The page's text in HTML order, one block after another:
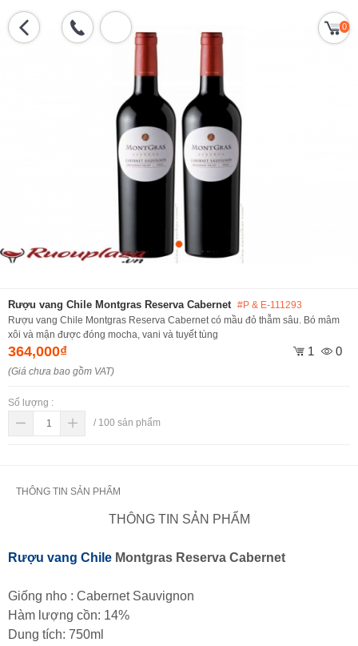
0
Rượu vang Chile Montgras Reserva Cabernet #P & E-111293
Rượu vang Chile Montgras Reserva Cabernet có mầu đỏ thẫm sâu. Bó mâm
xôi và mận được đóng mocha, vani và tuyết tùng
364,000₫ 1 0
(Giá chưa bao gồm VAT)
Số lượng :
/ 100 sản phẩm
THÔNG TIN SẢN PHẨM
THÔNG TIN SẢN PHẨM
Rượu vang Chile Montgras Reserva Cabernet
Giống nho : Cabernet Sauvignon
Hàm lượng cồn: 14%
Dung tích: 750ml